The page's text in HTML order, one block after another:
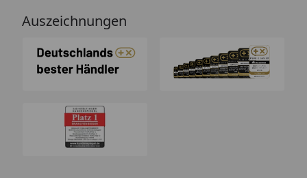
Auszeichnungen